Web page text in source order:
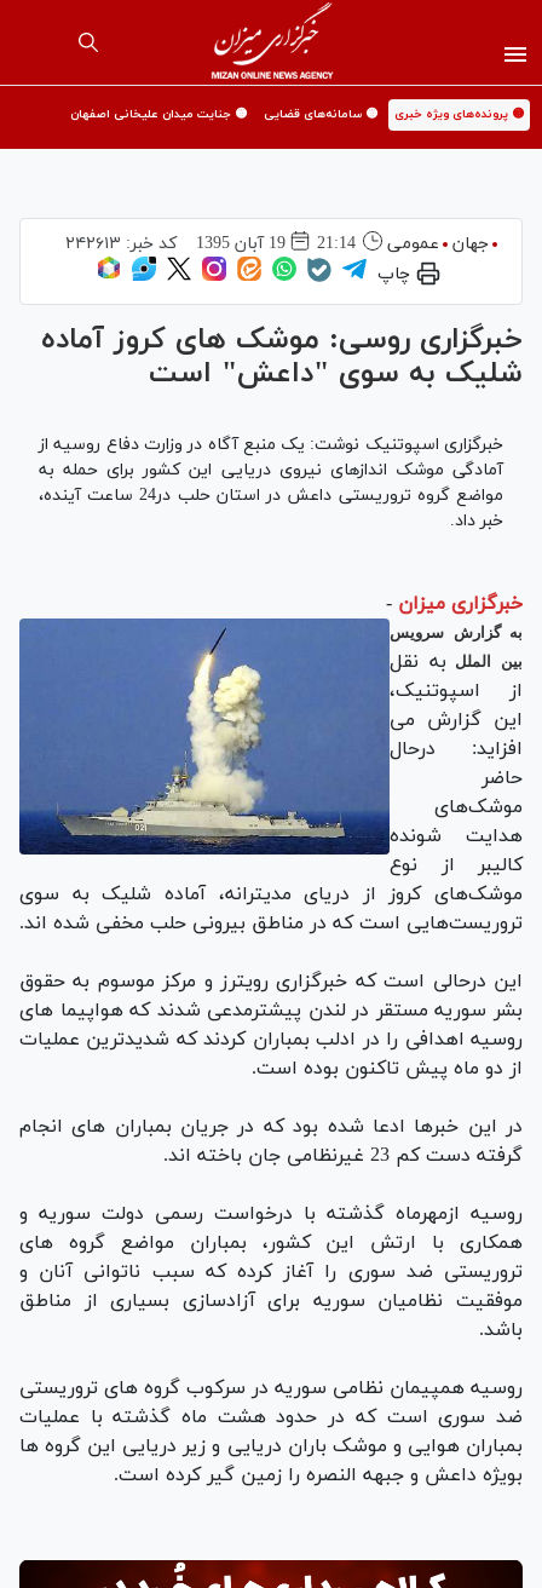
🟡 پرونده‌های ویژه خبری 🟡 سامانه‌های قضایی 🟡 جنایت میدان علیخانی اصفهان
جهان عمومی 21:14 19 آبان 1395 کد خبر: ۲۴۲۶۱۳
چاپ
خبرگزاری روسی: موشک های کروز آماده
شلیک به سوی "داعش" است
خبرگزاری اسپوتنیک نوشت: یک منبع آگاه در وزارت دفاع روسیه از
آمادگی موشک اندازهای نیروی دریایی این کشور برای حمله به
مواضع گروه تروریستی داعش در استان حلب در24 ساعت آینده،
خبر داد.
خبرگزاری میزان -
به گزارش سرویس
بین الملل به نقل
از اسپوتنیک،
این گزارش می
افزاید: درحال
حاضر
موشک‌های
هدایت ‌شونده
کالیبر از نوع
موشک‌های کروز از دریای مدیترانه، آماده شلیک به سوی
تروریست‌هایی است که در مناطق بیرونی حلب مخفی شده اند.
این درحالی است که خبرگزاری رویترز و مرکز موسوم به حقوق
بشر سوریه مستقر در لندن پیشترمدعی شدند که هواپیما های
روسیه اهدافی را در ادلب بمباران کردند که شدیدترین عملیات
از دو ماه پیش تاکنون بوده است.
در این خبرها ادعا شده بود که در جریان بمباران های انجام
گرفته دست کم 23 غیرنظامی جان باخته اند.
روسیه ازمهرماه گذشته با درخواست رسمی دولت سوریه و
همکاری با ارتش این کشور، بمباران مواضع گروه های
تروریستی ضد سوری را آغاز کرده که سبب ناتوانی آنان و
موفقیت نظامیان سوریه برای آزادسازی بسیاری از مناطق
باشد.
روسیه همپیمان نظامی سوریه در سرکوب گروه های تروریستی
ضد سوری است که در حدود هشت ماه گذشته با عملیات
بمباران هوایی و موشک باران دریایی و زیر دریایی این گروه ها
بویژه داعش و جبهه النصره را زمین گیر کرده است.